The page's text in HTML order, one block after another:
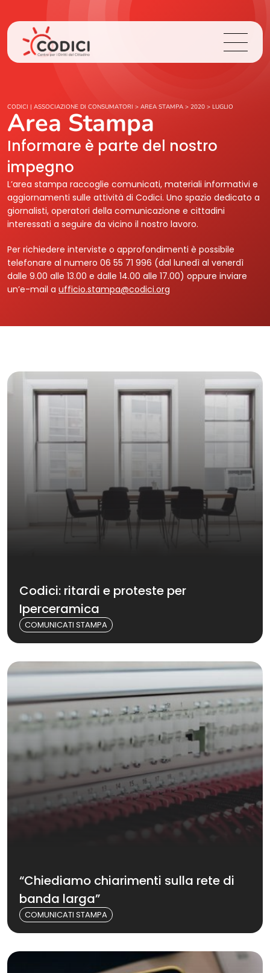
Chi Siamo
Cosa Facciamo
Area Stampa
Contatti
Login
CODICI | ASSOCIAZIONE DI CONSUMATORI > AREA STAMPA > 2020 > LUGLIO
Area Stampa
Informare è parte del nostro
impegno
L’area stampa raccoglie comunicati, materiali informativi e
aggiornamenti sulle attività di Codici. Uno spazio dedicato a
giornalisti, operatori della comunicazione e cittadini
interessati a seguire da vicino il nostro lavoro.
Per richiedere interviste o approfondimenti è possibile
telefonare al numero 06 55 71 996 (dal lunedì al venerdì
dalle 9.00 alle 13.00 e dalle 14.00 alle 17.00) oppure inviare
un’e-mail a ufficio.stampa@codici.org
Codici: ritardi e proteste per
Iperceramica
COMUNICATI STAMPA
“Chiediamo chiarimenti sulla rete di
banda larga”
COMUNICATI STAMPA